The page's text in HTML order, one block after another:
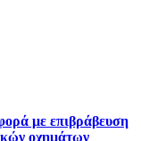
με επιβράβευση
οχημάτων